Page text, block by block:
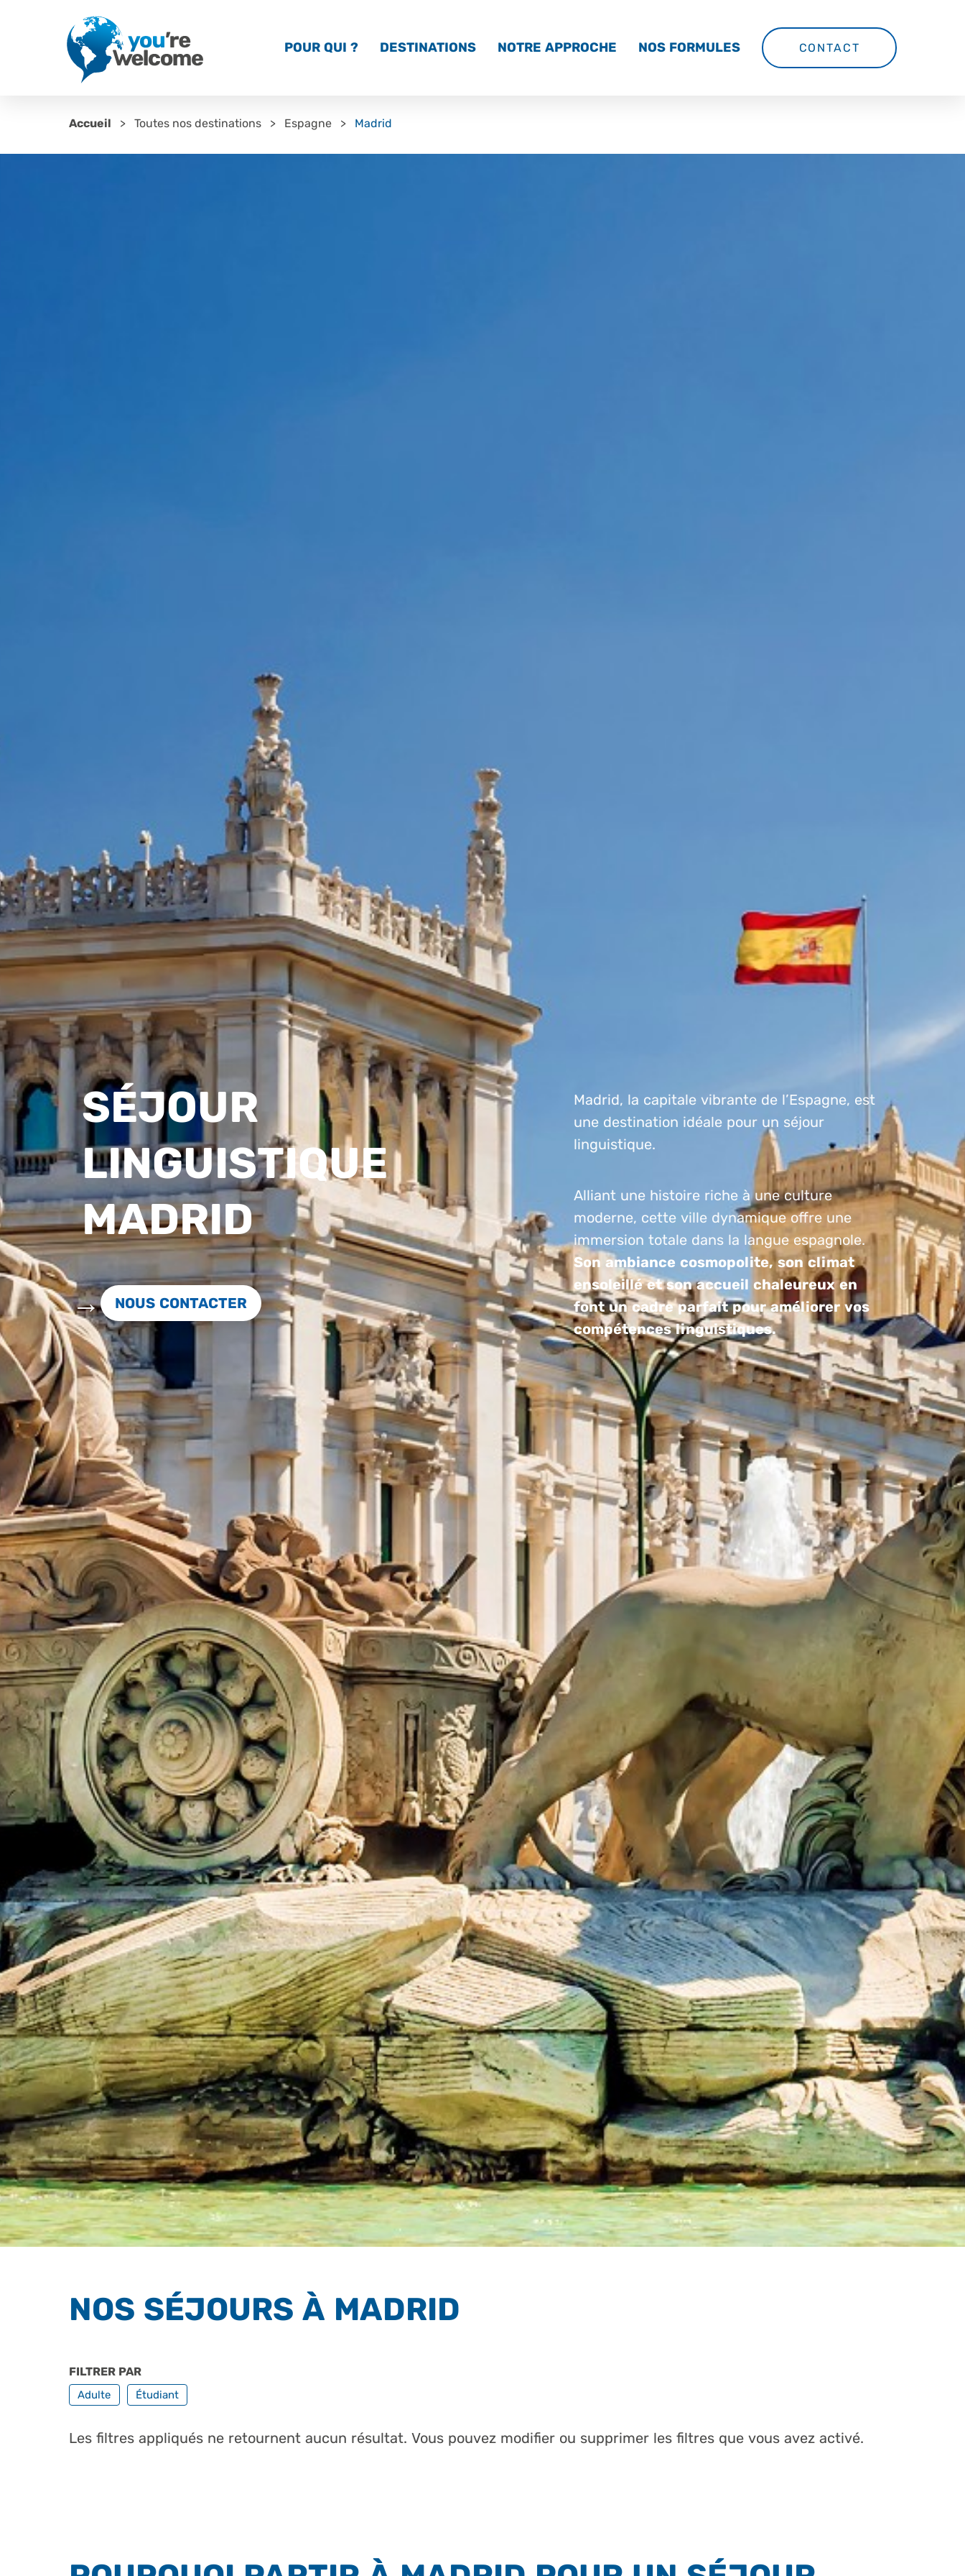
POUR QUI ? DESTINATIONS NOTRE APPROCHE NOS FORMULES CONTACT
Accueil Toutes nos destinations Espagne Madrid
SÉJOUR
LINGUISTIQUE
MADRID
NOUS CONTACTER
Madrid, la capitale vibrante de l’Espagne, est
une destination idéale pour un séjour
linguistique.
Alliant une histoire riche à une culture
moderne, cette ville dynamique offre une
immersion totale dans la langue espagnole.
Son ambiance cosmopolite, son climat
ensoleillé et son accueil chaleureux en
font un cadre parfait pour améliorer vos
compétences linguistiques.
NOS SÉJOURS À MADRID
FILTRER PAR
Adulte Étudiant
Les filtres appliqués ne retournent aucun résultat. Vous pouvez modifier ou supprimer les filtres que vous avez activé.